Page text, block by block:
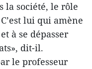
la société, le rôle
lui qui amène
à se dépasser
dit-il.
le professeur